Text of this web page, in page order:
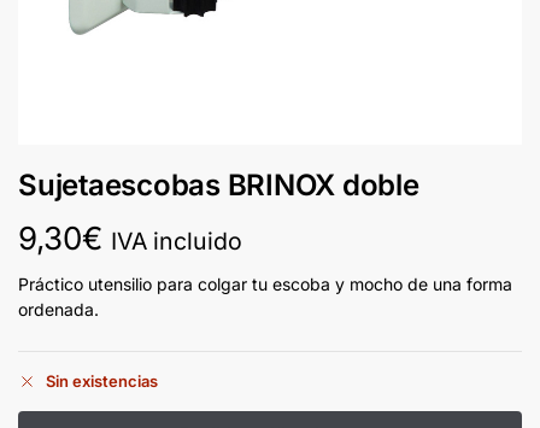
Sujetaescobas BRINOX doble
9,30€ IVA incluido
Práctico utensilio para colgar tu escoba y mocho de una forma
ordenada.
Sin existencias